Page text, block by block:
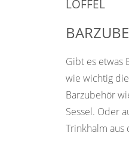
LÖFFEL
Gibt es etwas
wie wichtig
Barzubehör
Sessel. Oder
Trinkhalm aus